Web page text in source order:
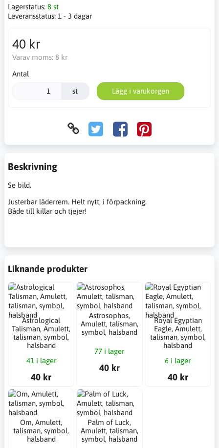
Lagerstatus: 8 st
Leveransstatus: 1 - 3 dagar
40 kr
Varav moms: 8 kr
Antal
st Lägg i varukorgen
Beskrivning
Se bild.
Justerbar läderrem. Helt nytt, i förpackning.
Både till killar och tjejer!
Liknande produkter
Astrological
Talisman, Amulett,
talisman, symbol,
halsband
41 i lager
40 kr
Astrosophos,
Amulett, talisman,
symbol, halsband
77 i lager
40 kr
Royal Egyptian
Eagle, Amulett,
talisman, symbol,
halsband
6 i lager
40 kr
Om, Amulett,
talisman, symbol,
halsband
Palm of Luck,
Amulett, talisman,
symbol, halsband